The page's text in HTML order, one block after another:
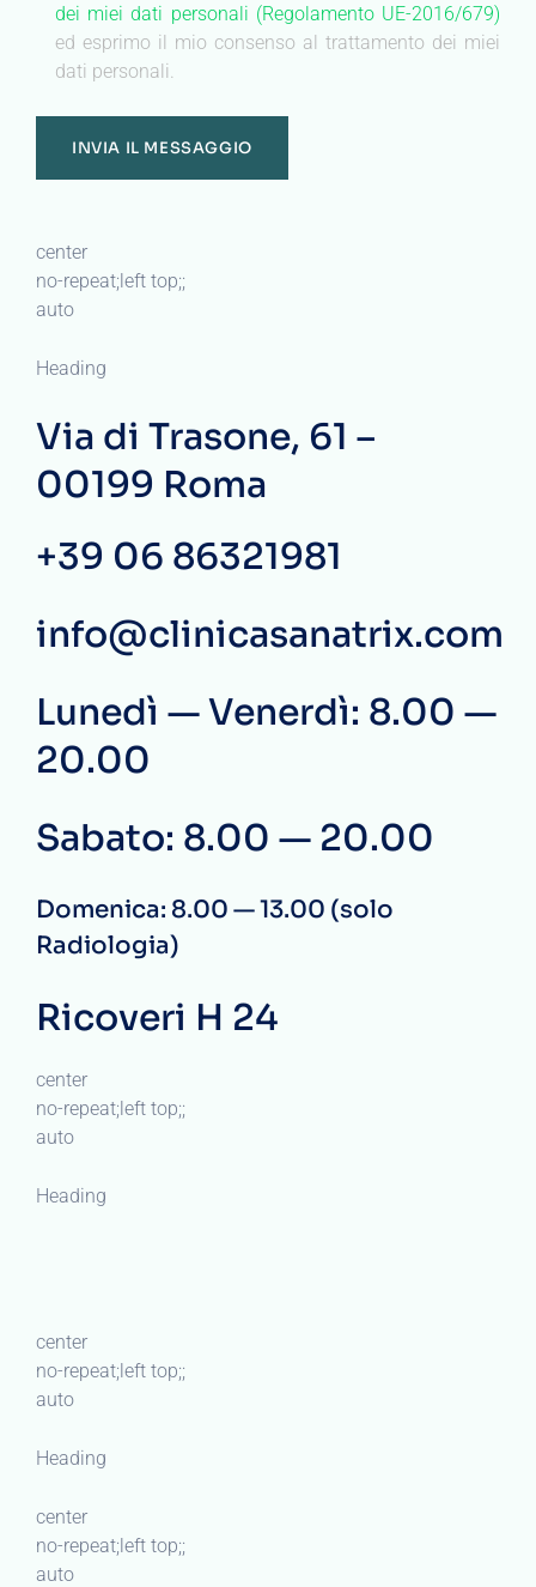
dei miei dati personali (Regolamento UE-2016/679)
ed esprimo il mio consenso al trattamento dei miei
dati personali.
center
no-repeat;left top;;
auto
Heading
Via di Trasone, 61 –
00199 Roma
+39 06 86321981
info@clinicasanatrix.com
Lunedì — Venerdì: 8.00 —
20.00
Sabato: 8.00 — 20.00
Domenica: 8.00 — 13.00 (solo
Radiologia)
Ricoveri H 24
center
no-repeat;left top;;
auto
Heading
center
no-repeat;left top;;
auto
Heading
center
no-repeat;left top;;
auto